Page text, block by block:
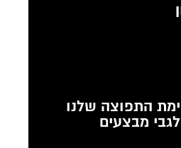
התפוצה שלנו
מבצעים